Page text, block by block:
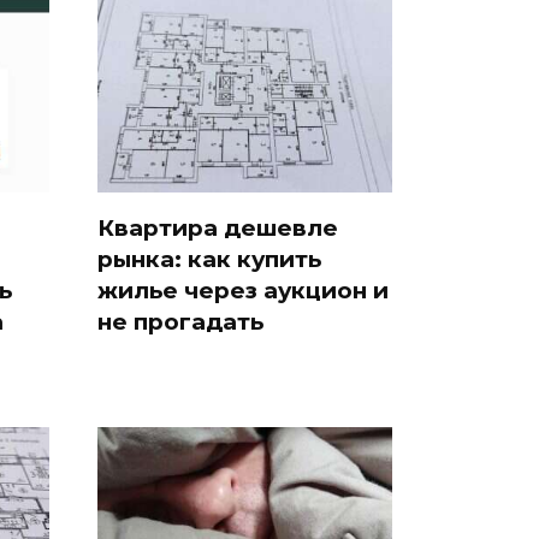
Квартира дешевле
рынка: как купить
жилье через аукцион и
не прогадать